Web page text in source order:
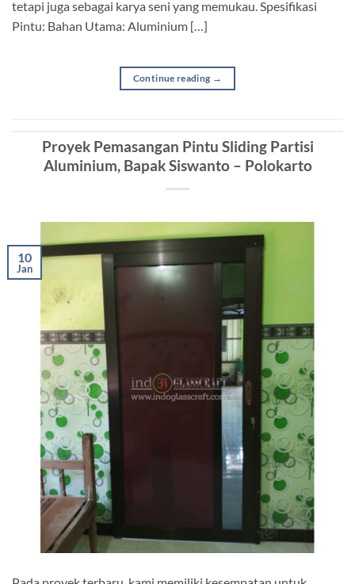
tetapi juga sebagai karya seni yang memukau. Spesifikasi
Pintu: Bahan Utama: Aluminium […]
Continue reading →
Proyek Pemasangan Pintu Sliding Partisi
Aluminium, Bapak Siswanto – Polokarto
10
Jan